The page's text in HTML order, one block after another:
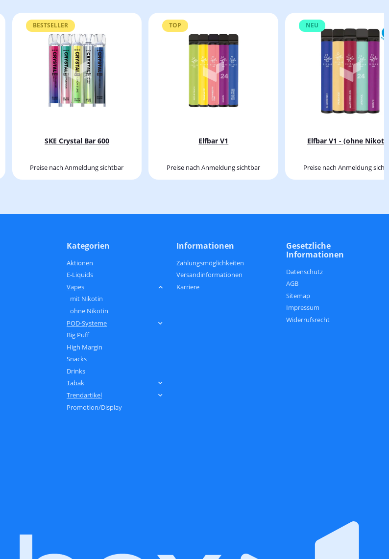
BESTSELLER
SKE Crystal Bar 600
Preise nach Anmeldung sichtbar
TOP
Elfbar V1
Preise nach Anmeldung sichtbar
NEU
Elfbar V1 - (ohne
Preise nach Anmeldung
Kategorien
Aktionen
E-Liquids
Vapes
mit Nikotin
ohne Nikotin
POD-Systeme
Big Puff
High Margin
Snacks
Drinks
Tabak
Trendartikel
Promotion/Display
Informationen
Zahlungsmöglichkeiten
Versandinformationen
Karriere
Gesetzliche
Informationen
Datenschutz
AGB
Sitemap
Impressum
Widerrufsrecht